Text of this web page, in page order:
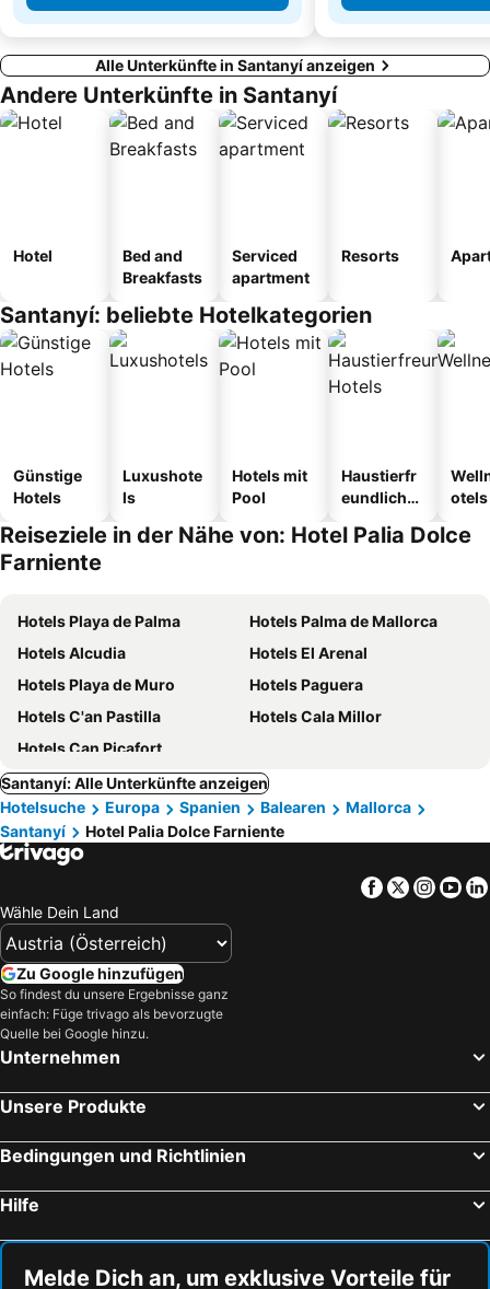
Alle Unterkünfte in Santanyí anzeigen
Andere Unterkünfte in Santanyí
Hotel
Bed and
Breakfasts
Serviced
apartment
Resorts
Santanyí: beliebte Hotelkategorien
Günstige
Hotels
Luxushote
ls
Hotels mit
Pool
Haustierfr
eundliche
otels
Reiseziele in der Nähe von: Hotel Palia Dolce
Farniente
Hotels Playa de Palma
Hotels Palma de Mallorca
Hotels Alcudia
Hotels El Arenal
Hotels Playa de Muro
Hotels Paguera
Hotels C'an Pastilla
Hotels Cala Millor
Hotels Can Picafort
Santanyí: Alle Unterkünfte anzeigen
Hotelsuche
Europa Spanien Balearen
Mallorca
Santanyí
Hotel Palia Dolce Farniente
Facebook
Twitter
Wähle Dein Land
Zu Google hinzufügen
So findest du unsere Ergebnisse ganz
einfach: Füge trivago als bevorzugte
Quelle bei Google hinzu.
Unternehmen
Unsere Produkte
Bedingungen und Richtlinien
Hilfe
Melde Dich an, um exklusive Vorteile für